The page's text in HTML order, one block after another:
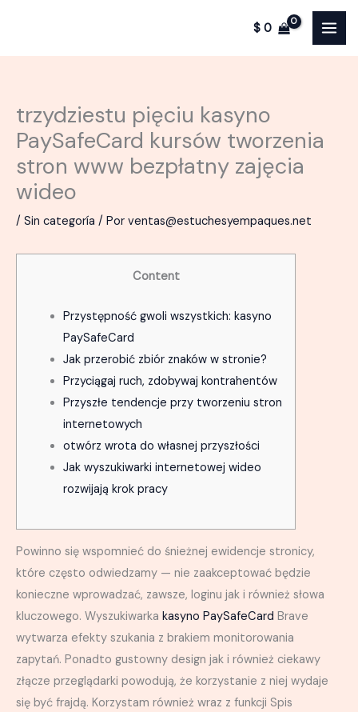
contenido
$0
trzydziestu pięciu kasyno
PaySafeCard kursów tworzenia
stron www bezpłatny zajęcia
wideo
/ Sin categoría / Por ventas@estuchesyempaques.net
Content
Przystępność gwoli wszystkich: kasyno
PaySafeCard
Jak przerobić zbiór znaków w stronie?
Przyciągaj ruch, zdobywaj kontrahentów
Przyszłe tendencje przy tworzeniu stron
internetowych
otwórz wrota do własnej przyszłości
Jak wyszukiwarki internetowej wideo
rozwijają krok pracy
Powinno się wspomnieć do śnieżnej ewidencje stronicy,
które często odwiedzamy — nie zaakceptować będzie
konieczne wprowadzać, zawsze, loginu jak i również słowa
kluczowego. Wyszukiwarka kasyno PaySafeCard Brave
wytwarza efekty szukania z brakiem monitorowania
zapytań. Ponadto gustowny design jak i również ciekawy
złącze przeglądarki powodują, że korzystanie z niej wydaje
się być frajdą. Korzystam również wraz z funkcji Spis